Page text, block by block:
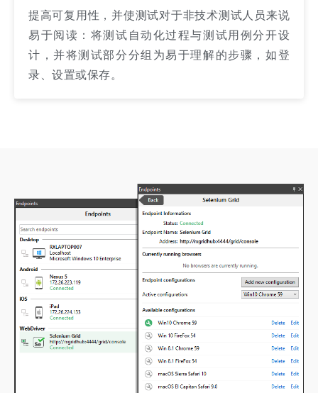
提高可复用性，并使测试对于非技术测试人员来说
易于阅读：将测试自动化过程与测试用例分开设
计，并将测试部分分组为易于理解的步骤，如登
录、设置或保存。